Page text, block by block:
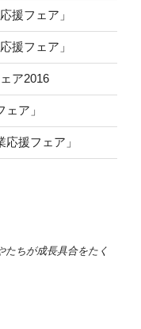
援フェア」
援フェア」
ア2016
ア」
援フェア」
たちが成長具合をたく